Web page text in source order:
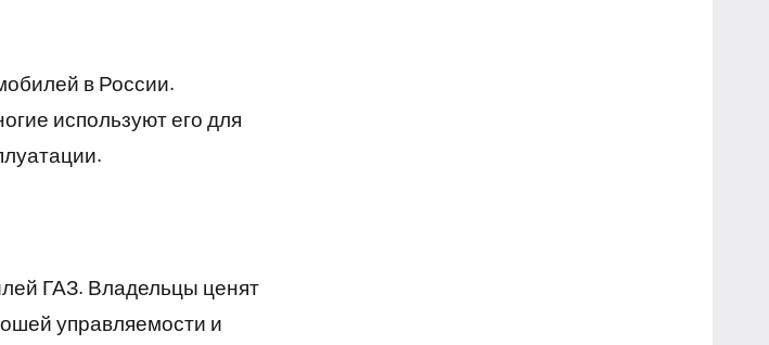
в России.
используют его для
ГАЗ. Владельцы ценят
управляемости и